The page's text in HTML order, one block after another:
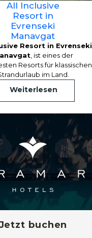
All Inclusive
Resort in
Evrenseki
Manavgat
Resort in Evrenseki
, ist eines der
Resorts für klassischen
im Land.
Weiterlesen
buchen